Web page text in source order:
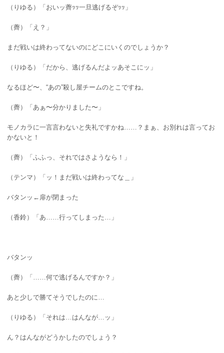
（りゆる）「おいッ薺ｯｯ一旦逃げるぞｯｯ」
（薺）「え？」
まだ戦いは終わってないのにどこにいくのでしょうか？
（りゆる）「だから、逃げるんだよッあそこにッ」
なるほど〜、“あの”殺し屋チームのとこですね。
（薺）「あぁ〜分かりました〜」
モノカラに一言言わないと失礼ですかね……？まぁ、お別れは言ってお
かないと！
（薺）「ふふっ、それではさようなら！」
（テンマ）「ッ！まだ戦いは終わってな＿」
バタンッ←扉が閉まった
（香鈴）「あ……行ってしまった…」
バタンッ
（薺）「……何で逃げるんですか？」
あと少しで勝てそうでしたのに…
（りゆる）「それは…はんなが…ッ」
ん？はんながどうかしたのでしょう？